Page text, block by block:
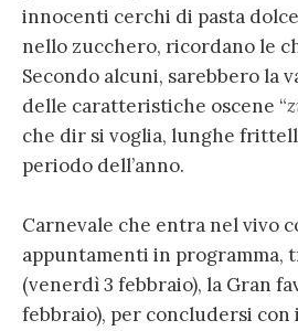
innocenti cerchi di pasta
nello zucchero, ricordano le
Secondo alcuni, sarebbero la
delle caratteristiche oscene “
che dir si voglia, lunghe
periodo dell’anno.
Carnevale che entra nel vivo
appuntamenti in programma,
(venerdì 3 febbraio), la Gran
febbraio), per concludersi con